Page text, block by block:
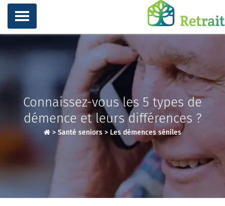
Connaissez-vous les 5 types de
démence et leurs différences ?
> Santé seniors > Les démences séniles